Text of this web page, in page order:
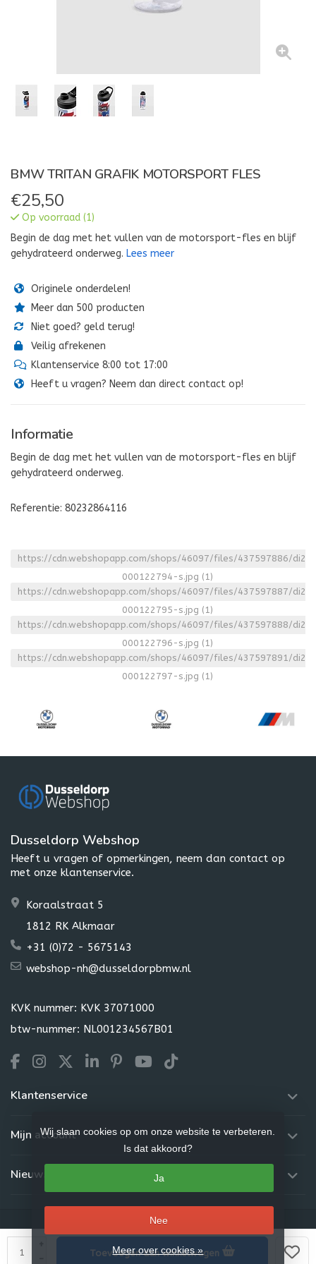
BMW TRITAN GRAFIK MOTORSPORT FLES
€25,50
Op voorraad (1)
Begin de dag met het vullen van de motorsport-fles en blijf
gehydrateerd onderweg. Lees meer
Toevoegen aan winkelwagen
Originele onderdelen!
Meer dan 500 producten
Niet goed? geld terug!
Veilig afrekenen
Klantenservice 8:00 tot 17:00
Heeft u vragen? Neem dan direct contact op!
Informatie
Begin de dag met het vullen van de motorsport-fles en blijf
gehydrateerd onderweg.
Referentie: 80232864116
https://cdn.webshopapp.com/shops/46097/files/437597886/
000122794-s.jpg (1)
https://cdn.webshopapp.com/shops/46097/files/437597887/
000122795-s.jpg (1)
https://cdn.webshopapp.com/shops/46097/files/437597888/
000122796-s.jpg (1)
https://cdn.webshopapp.com/shops/46097/files/437597891/
000122797-s.jpg (1)
Dusseldorp Webshop
Heeft u vragen of opmerkingen, neem dan contact op
met onze klantenservice.
Koraalstraat 5
1812 RK Alkmaar
+31 (0)72 - 5675143
webshop-nh@dusseldorpbmw.nl
KVK nummer: KVK 37071000
btw-nummer: NL001234567B01
Klantenservice
Mijn account
Nieuwsbrief
Wij slaan cookies op om onze website te verbeteren.
Is dat akkoord?
Ja
Nee
Meer over cookies »
© Copyright 2026 Dusseldorp Webshop